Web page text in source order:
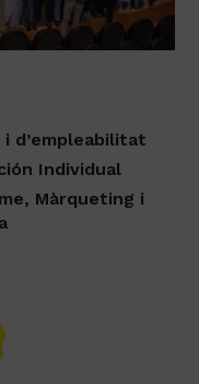
d’empleabilitat
Individual
Màrqueting i